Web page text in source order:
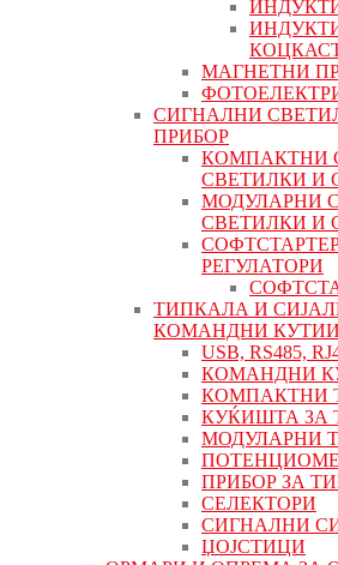
МАГНЕТНИ
СИГНАЛНИ
ПРИБОР
КОМПАКТНИ
СВЕТИЛКИ И
МОДУЛАРНИ
СВЕТИЛКИ И
РЕГУЛАТОРИ
ТИПКАЛА И
КОМАНДНИ
USB, RS485,
КОМАНДНИ
КОМПАКТНИ
КУЌИШТА ЗА
МОДУЛАРНИ
ПРИБОР ЗА
СЕЛЕКТОРИ
СИГНАЛНИ
ЏОЈСТИЦИ